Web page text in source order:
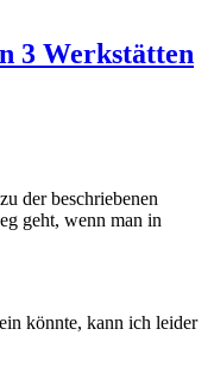
3 Werkstätten
der beschriebenen
geht, wenn man in
könnte, kann ich leider